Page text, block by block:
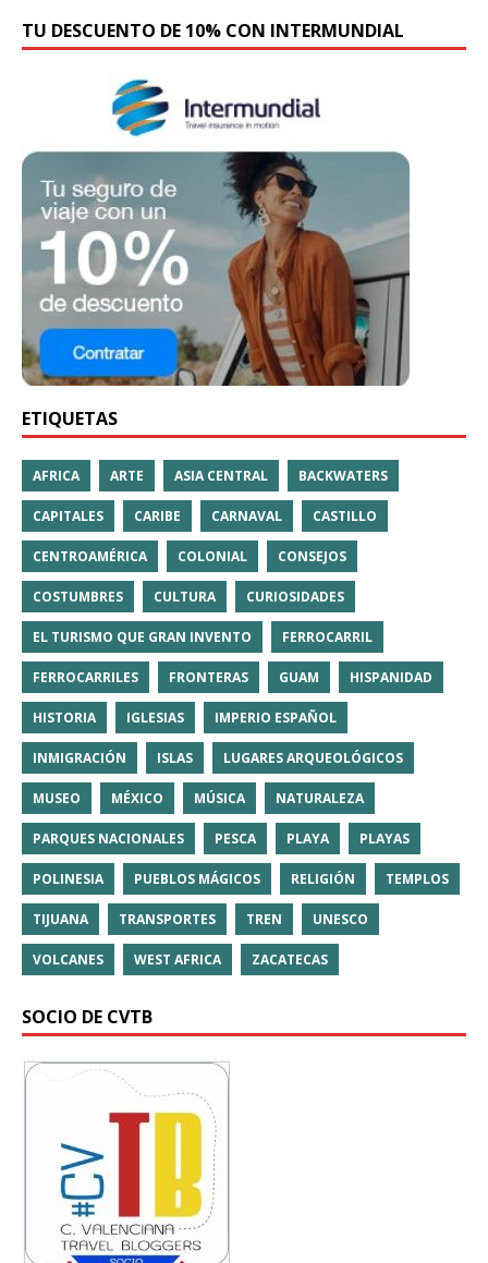
TU DESCUENTO DE 10% CON INTERMUNDIAL
ETIQUETAS
AFRICA ARTE ASIA CENTRAL BACKWATERS
CAPITALES CARIBE CARNAVAL CASTILLO
CENTROAMÉRICA COLONIAL CONSEJOS
COSTUMBRES CULTURA CURIOSIDADES
EL TURISMO QUE GRAN INVENTO FERROCARRIL
FERROCARRILES FRONTERAS GUAM HISPANIDAD
HISTORIA IGLESIAS IMPERIO ESPAÑOL
INMIGRACIÓN ISLAS LUGARES ARQUEOLÓGICOS
MUSEO MÉXICO MÚSICA NATURALEZA
PARQUES NACIONALES PESCA PLAYA PLAYAS
POLINESIA PUEBLOS MÁGICOS RELIGIÓN TEMPLOS
TIJUANA TRANSPORTES TREN UNESCO
VOLCANES WEST AFRICA ZACATECAS
SOCIO DE CVTB